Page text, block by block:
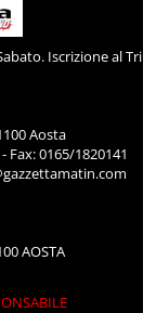
Iscrizione al
Aosta
Fax: 0165/1820141
AOSTA